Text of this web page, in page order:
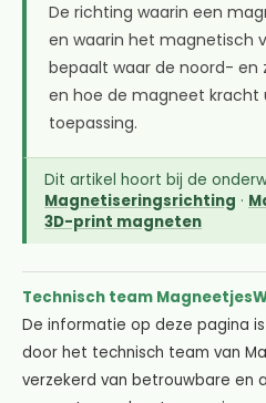
De richting waarin een
en waarin het magnetisch
bepaalt waar de noord- en
en hoe de magneet kracht
toepassing.
Dit artikel hoort bij de
Magnetiseringsrichting ·
3D-print magneten
Technisch team
De informatie op deze pagina
door het technisch team van
verzekerd van betrouwbare en